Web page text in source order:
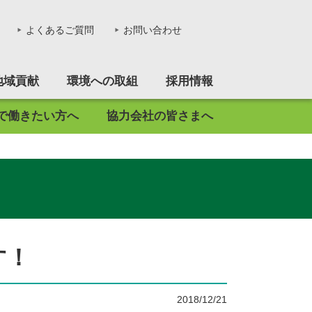
。
域貢献 環境への取組 採用情報
よくあるご質問 お問い合わせ
働きたい方へ 協力会社の皆さまへ
2018/12/21